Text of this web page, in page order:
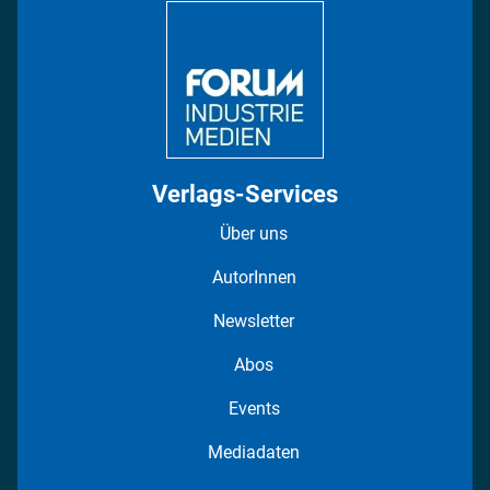
Verlags-Services
Über uns
AutorInnen
Newsletter
Abos
Events
Mediadaten